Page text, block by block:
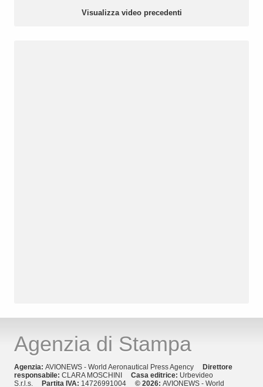
Visualizza video precedenti
Agenzia di Stampa
Agenzia: AVIONEWS - World Aeronautical Press Agency
Direttore
responsabile: CLARA MOSCHINI Casa editrice: Urbevideo
S.r.l.s.
Partita IVA: 14726991004 © 2026: AVIONEWS - World